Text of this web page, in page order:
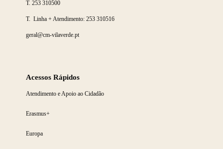
T.253 310500
T. Linha + Atendimento: 253 310516
geral@cm-vilaverde.pt
Acessos Rápidos
Atendimento e Apoio ao Cidadão
Erasmus+
Europa